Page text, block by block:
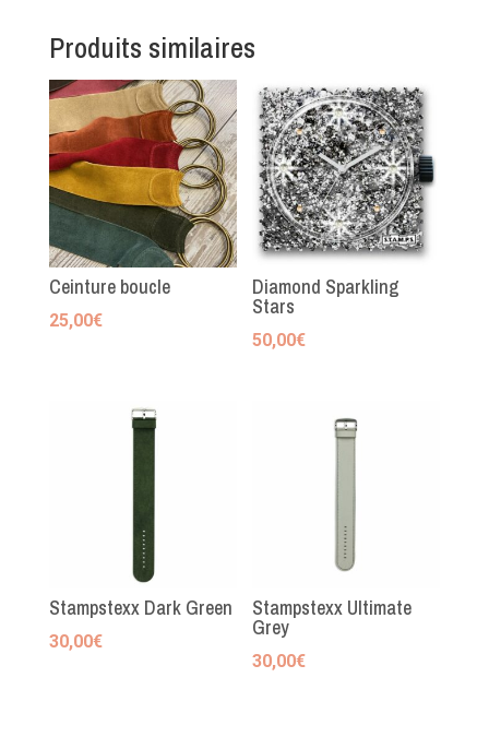
Produits similaires
Ceinture boucle
25,00€
Diamond Sparkling
Stars
50,00€
Stampstexx Dark Green
30,00€
Stampstexx Ultimate
Grey
30,00€